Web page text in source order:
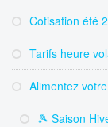
Cotisation été
Tarifs heure
Alimentez
🎾 Saison